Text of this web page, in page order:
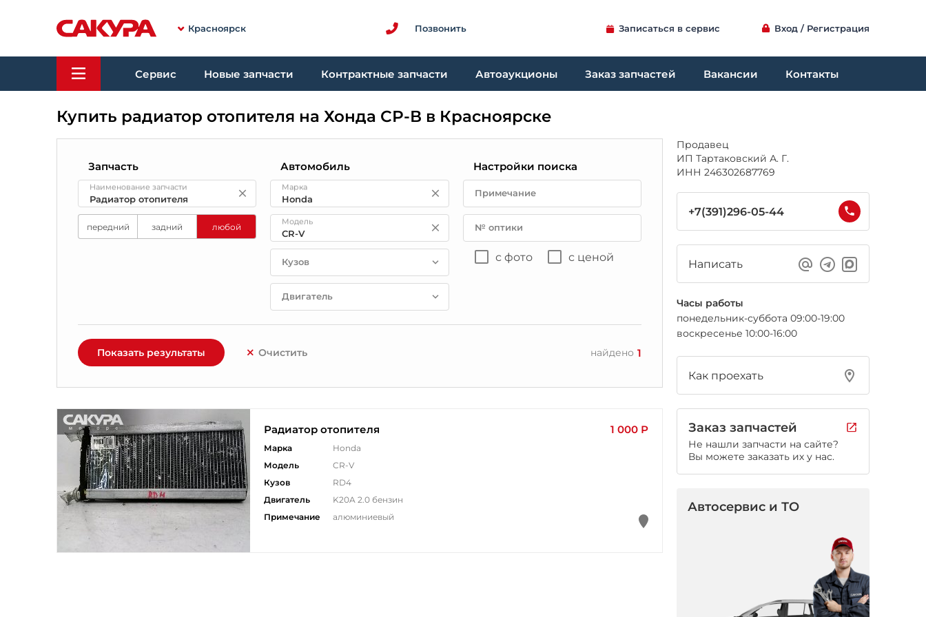
Красноярск Позвонить Записаться в сервис Вход / Регистрация
Сервис Новые запчасти Контрактные запчасти Автоаукционы Заказ запчастей Вакансии Контакты
Купить радиатор отопителя на Хонда СР-В в Красноярске
Запчасть
Наименование запчасти
передний задний любой
Автомобиль
Марка
Модель
Кузов
Двигатель
Настройки поиска
Примечание
№ оптики
с фото с ценой
Показать результаты Очистить найдено 1
Радиатор отопителя 1 000 Р
Марка
Honda
Модель
CR-V
Кузов
RD4
Двигатель
K20A 2.0 бензин
Примечание
алюминиевый
Продавец
ИП Тартаковский А. Г.
ИНН 246302687769
+7(391)296-05-44
Написать
Часы работы
понедельник-суббота 09:00-19:00
воскресенье 10:00-16:00
Как проехать
Заказ запчастей
Не нашли запчасти на сайте?
Вы можете заказать их у нас.
Автосервис и ТО